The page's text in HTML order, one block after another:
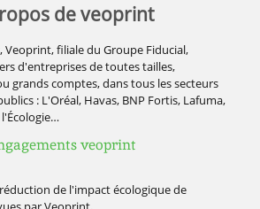
de veoprint
Veoprint, filiale du Groupe Fiducial,
d'entreprises de toutes tailles,
grands comptes, dans tous les secteurs
: L'Oréal, Havas, BNP Fortis, Lafuma,
veoprint
de l'impact écologique de